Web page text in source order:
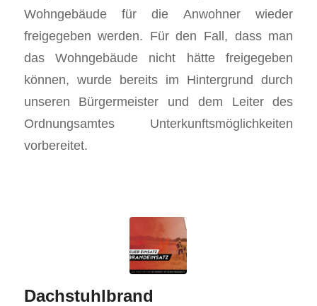
Wohngebäude für die Anwohner wieder
freigegeben werden. Für den Fall, dass man
das Wohngebäude nicht hätte freigegeben
können, wurde bereits im Hintergrund durch
unseren Bürgermeister und dem Leiter des
Ordnungsamtes Unterkunftsmöglichkeiten
vorbereitet.
Dachstuhlbrand